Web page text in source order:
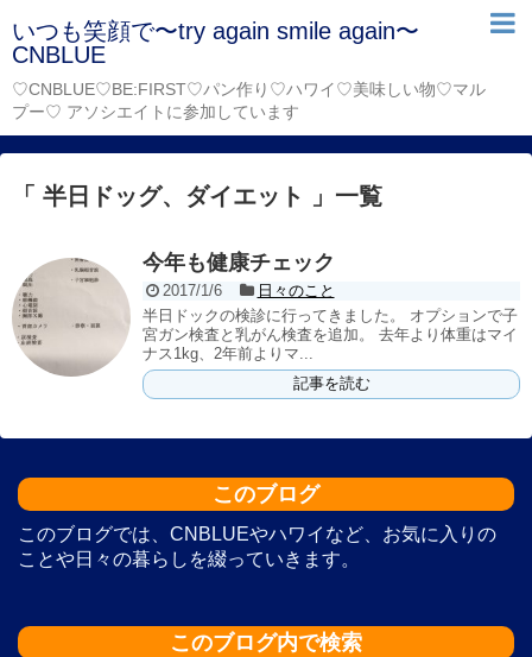
いつも笑顔で〜try again smile again〜
CNBLUE
♡CNBLUE♡BE:FIRST♡パン作り♡ハワイ♡美味しい物♡マル
プー♡ アソシエイトに参加しています
「 半日ドッグ、ダイエット 」一覧
今年も健康チェック
2017/1/6
日々のこと
半日ドックの検診に行ってきました。 オプションで子
宮ガン検査と乳がん検査を追加。 去年より体重はマイ
ナス1kg、2年前よりマ...
記事を読む
このブログ
このブログでは、CNBLUEやハワイなど、お気に入りの
ことや日々の暮らしを綴っていきます。
このブログ内で検索